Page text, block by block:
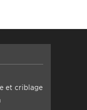
et criblage